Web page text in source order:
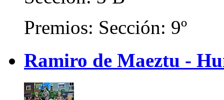
Premios: Sección: 9º
Ramiro de Maeztu -